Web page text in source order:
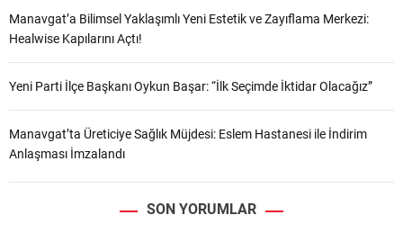
Manavgat’a Bilimsel Yaklaşımlı Yeni Estetik ve Zayıflama Merkezi:
Healwise Kapılarını Açtı!
Yeni Parti İlçe Başkanı Oykun Başar: “İlk Seçimde İktidar Olacağız”
Manavgat’ta Üreticiye Sağlık Müjdesi: Eslem Hastanesi ile İndirim
Anlaşması İmzalandı
SON YORUMLAR